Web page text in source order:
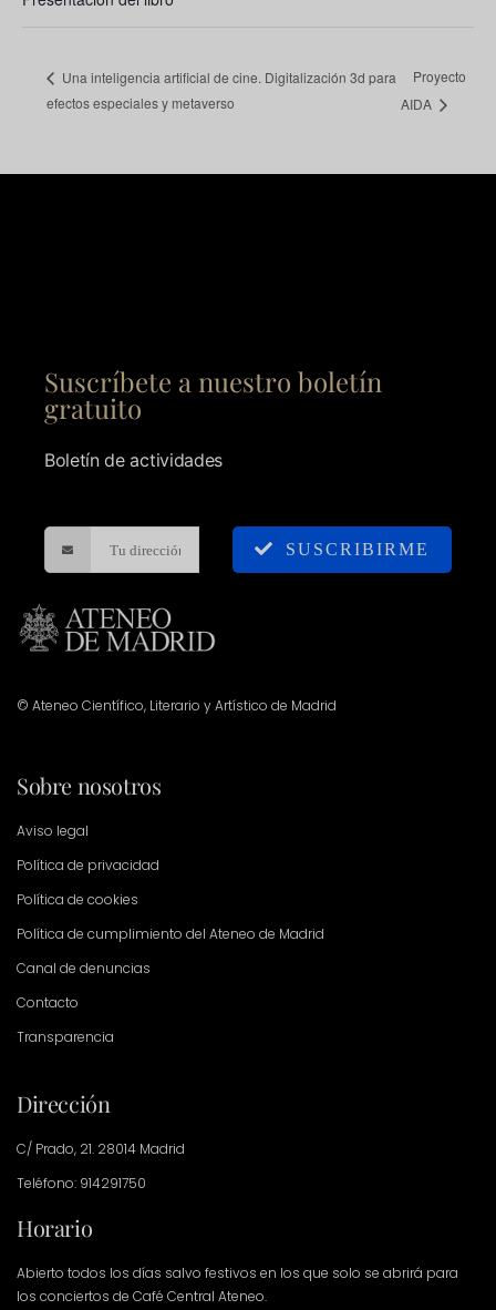
Una inteligencia artificial de cine. Digitalización 3d para
efectos especiales y metaverso
Proyecto
AIDA
Suscríbete a nuestro boletín
gratuito
Boletín de actividades
SUSCRIBIRME
© Ateneo Científico, Literario y Artístico de Madrid
Sobre nosotros
Aviso legal
Política de privacidad
Política de cookies
Política de cumplimiento del Ateneo de Madrid
Canal de denuncias
Contacto
Transparencia
Dirección
C/ Prado, 21. 28014 Madrid
Teléfono: 914291750
Horario
Abierto todos los días salvo festivos en los que solo se abrirá para
los conciertos de Café Central Ateneo.